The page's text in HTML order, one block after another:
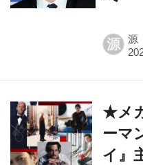
源 源
★メ
ーマ
イ』